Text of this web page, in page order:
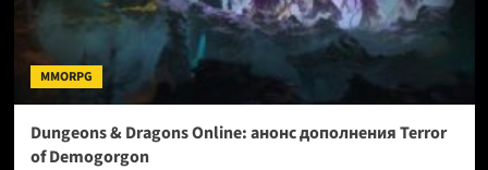
MMORPG
Dungeons & Dragons Online: анонс дополнения Terror
of Demogorgon